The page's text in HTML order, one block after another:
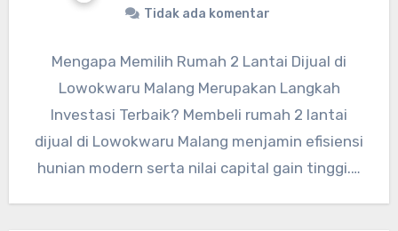
Tidak ada komentar
Mengapa Memilih Rumah 2 Lantai Dijual di
Lowokwaru Malang Merupakan Langkah
Investasi Terbaik? Membeli rumah 2 lantai
dijual di Lowokwaru Malang menjamin efisiensi
hunian modern serta nilai capital gain tinggi.…